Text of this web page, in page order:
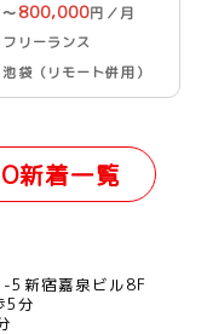
〜 800,000円／月
フリーランス
池袋（リモート併用）
新着一覧
5新宿嘉泉ビル8F
5分